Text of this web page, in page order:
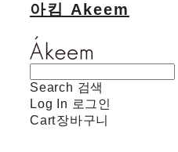
아킴 Akeem
Search 검색
Log In 로그인
Cart장바구니